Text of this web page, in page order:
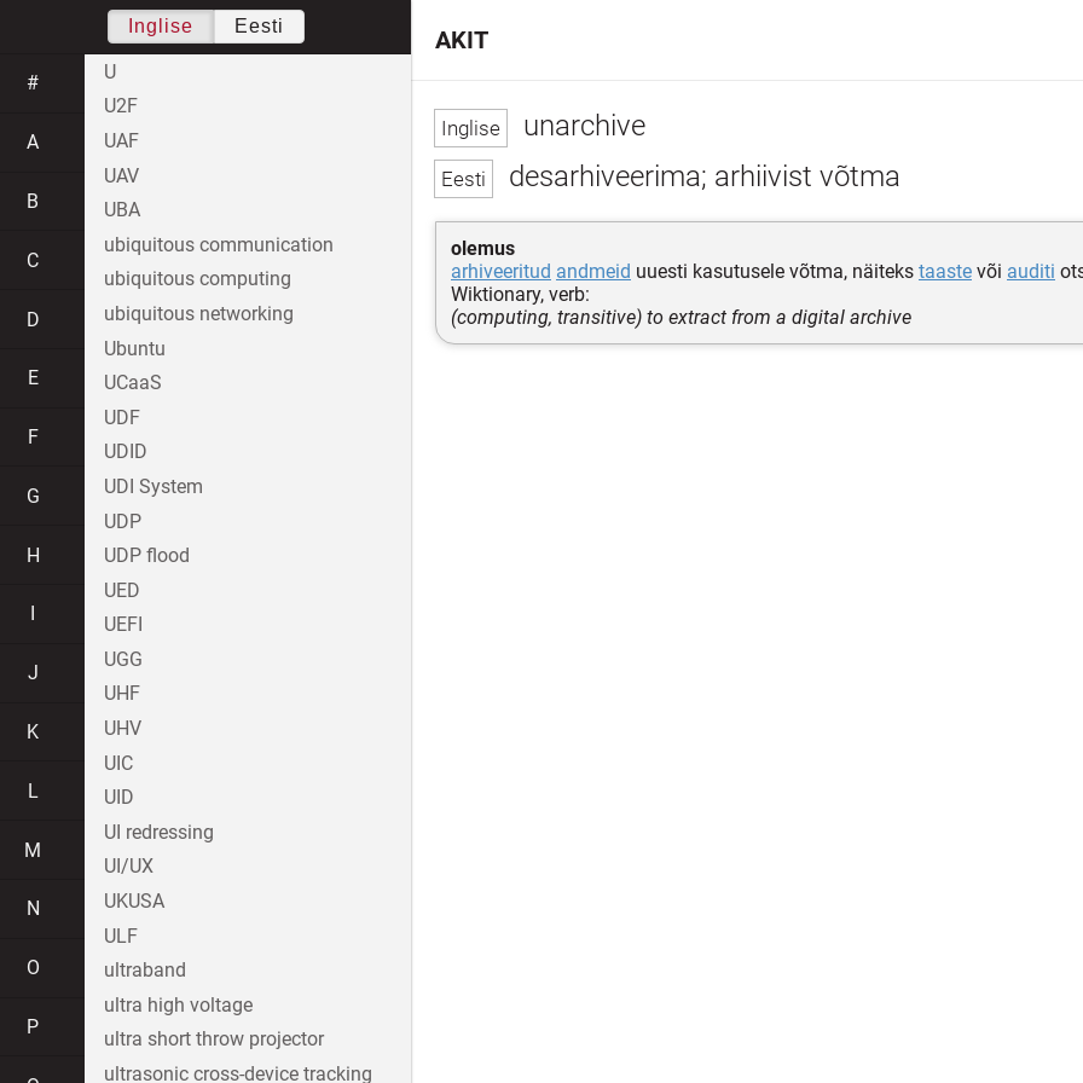
unarchive
desarhiveerima; arhiivist võtma
olemus
arhiveeritud andmeid uuesti kasutusele võtma, näiteks taaste või auditi
Wiktionary, verb:
(computing, transitive) to extract from a digital archive
AKIT
Inglise Eesti
#
A
B
C
D
E
F
G
H
J
K
L
M
N
O
P
U
U2F
UAF
UAV
UBA
ubiquitous communication
ubiquitous computing
ubiquitous networking
Ubuntu
UCaaS
UDF
UDID
UDI System
UDP
UDP flood
UED
UEFI
UGG
UHF
UHV
UIC
UID
UI redressing
UI/UX
UKUSA
ULF
ultraband
ultra high voltage
ultra short throw projector
ultrasonic cross-device tracking